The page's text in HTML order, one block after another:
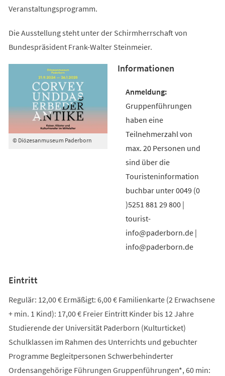
Veranstaltungsprogramm.
Die Ausstellung steht unter der Schirmherrschaft von
Bundespräsident Frank-Walter Steinmeier.
© Diözesanmuseum Paderborn
Informationen
Gruppenführungen
haben eine
Teilnehmerzahl von
max. 20 Personen und
sind über die
Touristeninformation
buchbar unter 0049 (0
)5251 881 29 800 |
tourist-
info@paderborn.de |
info@paderborn.de
Eintritt
Regulär: 12,00 € Ermäßigt: 6,00 € Familienkarte (2 Erwachsene
+ min. 1 Kind): 17,00 € Freier Eintritt Kinder bis 12 Jahre
Studierende der Universität Paderborn (Kulturticket)
Schulklassen im Rahmen des Unterrichts und gebuchter
Programme Begleitpersonen Schwerbehinderter
Ordensangehörige Führungen Gruppenführungen*, 60 min: